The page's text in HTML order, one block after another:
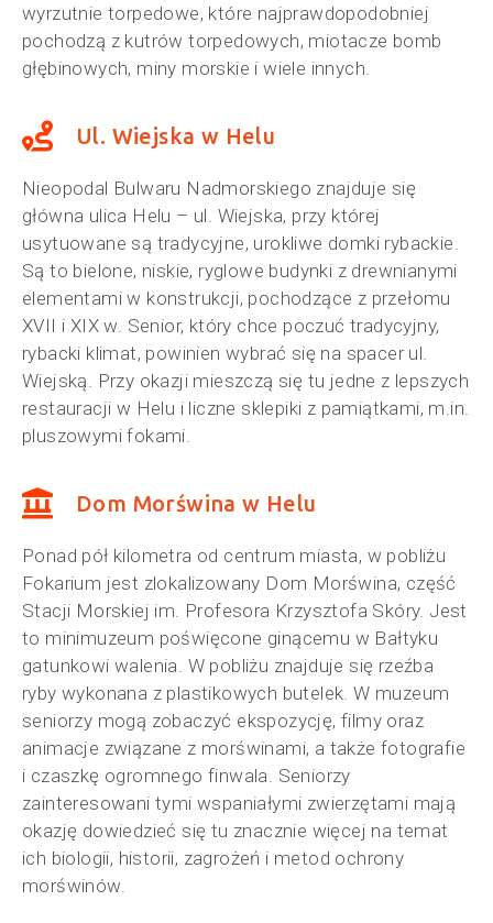
wyrzutnie torpedowe, które najprawdopodobniej
pochodzą z kutrów torpedowych, miotacze bomb
głębinowych, miny morskie i wiele innych.
Ul. Wiejska w Helu
Nieopodal Bulwaru Nadmorskiego znajduje się
główna ulica Helu – ul. Wiejska, przy której
usytuowane są tradycyjne, urokliwe domki rybackie.
Są to bielone, niskie, ryglowe budynki z drewnianymi
elementami w konstrukcji, pochodzące z przełomu
XVII i XIX w. Senior, który chce poczuć tradycyjny,
rybacki klimat, powinien wybrać się na spacer ul.
Wiejską. Przy okazji mieszczą się tu jedne z lepszych
restauracji w Helu i liczne sklepiki z pamiątkami, m.in.
pluszowymi fokami.
Dom Morświna w Helu
Ponad pół kilometra od centrum miasta, w pobliżu
Fokarium jest zlokalizowany Dom Morświna, część
Stacji Morskiej im. Profesora Krzysztofa Skóry. Jest
to minimuzeum poświęcone ginącemu w Bałtyku
gatunkowi walenia. W pobliżu znajduje się rzeźba
ryby wykonana z plastikowych butelek. W muzeum
seniorzy mogą zobaczyć ekspozycję, filmy oraz
animacje związane z morświnami, a także fotografie
i czaszkę ogromnego finwala. Seniorzy
zainteresowani tymi wspaniałymi zwierzętami mają
okazję dowiedzieć się tu znacznie więcej na temat
ich biologii, historii, zagrożeń i metod ochrony
morświnów.